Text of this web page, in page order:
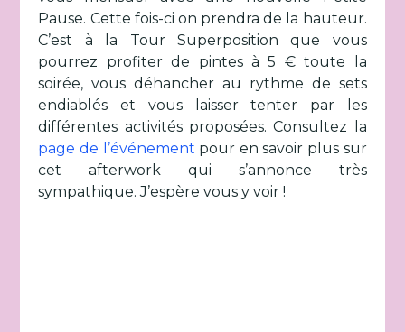
Pause. Cette fois-ci on prendra de la hauteur.
C’est à la Tour Superposition que vous
pourrez profiter de pintes à 5 € toute la
soirée, vous déhancher au rythme de sets
endiablés et vous laisser tenter par les
différentes activités proposées. Consultez la
page de l’événement pour en savoir plus sur
cet afterwork qui s’annonce très
sympathique. J’espère vous y voir !